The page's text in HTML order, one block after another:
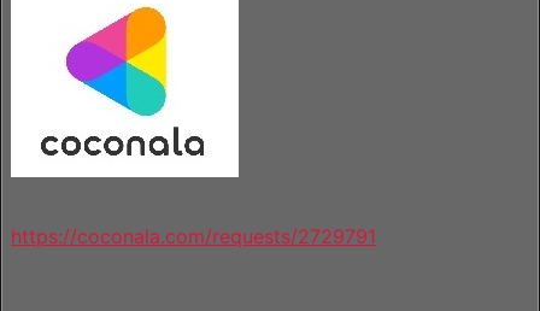
https://coconala.com/requests/2729791